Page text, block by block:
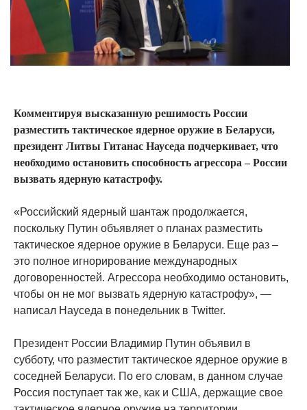
Комментируя высказанную решимость России
разместить тактическое ядерное оружие в Беларуси,
президент Литвы Гитанас Науседа подчеркивает, что
необходимо остановить способность агрессора – России
вызвать ядерную катастрофу.
«Российский ядерный шантаж продолжается,
поскольку Путин объявляет о планах разместить
тактическое ядерное оружие в Беларуси. Еще раз –
это полное игнорирование международных
договоренностей. Агрессора необходимо остановить,
чтобы он не мог вызвать ядерную катастрофу», —
написал Науседа в понедельник в Twitter.
Президент России Владимир Путин объявил в
субботу, что разместит тактическое ядерное оружие в
соседней Беларуси. По его словам, в данном случае
Россия поступает так же, как и США, держащие свое